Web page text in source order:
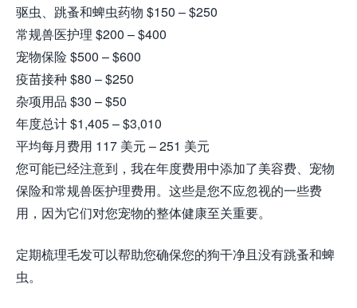
驱虫、跳蚤和蜱虫药物 $150 – $250
常规兽医护理 $200 – $400
宠物保险 $500 – $600
疫苗接种 $80 – $250
杂项用品 $30 – $50
年度总计 $1,405 – $3,010
平均每月费用 117 美元 – 251 美元
您可能已经注意到，我在年度费用中添加了美容费、宠物
保险和常规兽医护理费用。这些是您不应忽视的一些费
用，因为它们对您宠物的整体健康至关重要。
定期梳理毛发可以帮助您确保您的狗干净且没有跳蚤和蜱
虫。